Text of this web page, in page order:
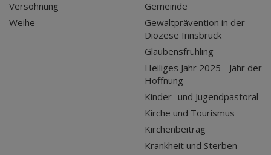
Versöhnung
Weihe
Gemeinde
Gewaltprävention in der
Diözese Innsbruck
Glaubensfrühling
Heiliges Jahr 2025 - Jahr der
Hoffnung
Kinder- und Jugendpastoral
Kirche und Tourismus
Kirchenbeitrag
Krankheit und Sterben